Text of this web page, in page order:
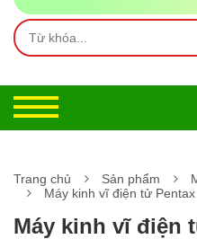
Trang chủ Sản phẩm
Máy kinh vĩ điện tử Pentax
Máy kinh vĩ điện